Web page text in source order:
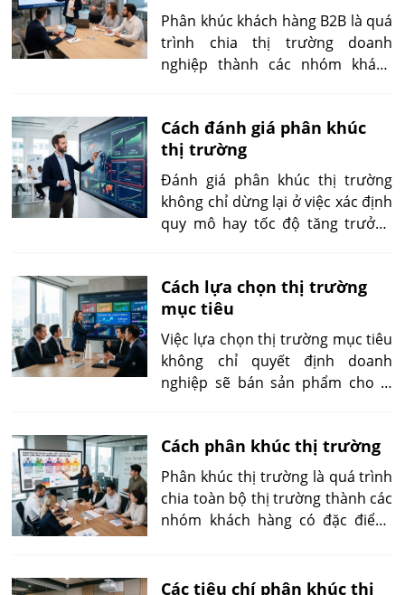
sự tập trung giúp doanh nghiệp
hiểu khách hàng sâu hơn, xây
dựng thông điệp rõ hơn, chuẩn
hóa sản phẩm nhanh hơn và sử
quả hơn.
Phân khúc khách hàng B2B là quá
trình chia thị trường doanh
nghiệp thành các nhóm khách
cận toàn bộ thị trường bằng một
thông điệp duy nhất, doanh
nghiệp có thể xây dựng chiến
lược phù hợp với từng nhóm
khách hàng, từ đó nâng cao hiệu
quả marketing, cải thiện tỷ lệ
hàng.
Cách đánh giá phân khúc
thị trường
Đánh giá phân khúc thị trường
không chỉ dừng lại ở việc xác định
quy mô hay tốc độ tăng trưởng
phân khúc nào có khả năng tạo ra
lợi nhuận bền vững, phù hợp với
năng lực cạnh tranh của doanh
nghiệp và đáng để đầu tư lâu dài.
Cách lựa chọn thị trường
mục tiêu
Việc lựa chọn thị trường mục tiêu
không chỉ quyết định doanh
nghiệp sẽ bán sản phẩm cho ai
phân phối và truyền thông. Một
thị trường được lựa chọn đúng sẽ
giúp doanh nghiệp tối ưu chi phí
tiếp cận khách hàng, tăng tỷ lệ
chuyển đổi và tạo lợi thế cạnh
Cách phân khúc thị trường
Phân khúc thị trường là quá trình
chia toàn bộ thị trường thành các
nhóm khách hàng có đặc điểm,
dựng chiến lược marketing, phát
Các tiêu chí phân khúc thị